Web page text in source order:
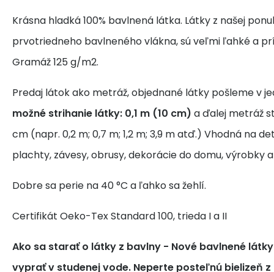
Krásna hladká 100% bavlnená látka. Látky z našej
prvotriedneho bavlneného vlákna, sú veľmi ľahké a
Gramáž 125 g/m2.
Predaj látok ako metráž, objednané látky pošleme v
možné strihanie látky: 0,1 m (10 cm) a ďalej metráž
cm (napr. 0,2 m; 0,7 m; 1,2 m; 3,9 m atď.) Vhodná na
plachty, závesy, obrusy, dekorácie do domu, výrobky
Dobre sa perie na 40 °C a ľahko sa žehlí.
Certifikát Oeko-Tex Standard 100, trieda I a II
Ako sa starať o látky z bavlny - Nové bavlnené
vyprať v studenej vode. Neperte posteľnú bielizeň